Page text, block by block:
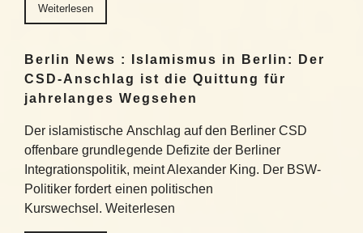
Weiterlesen
Berlin News : Islamismus in Berlin: Der
CSD-Anschlag ist die Quittung für
jahrelanges Wegsehen
Der islamistische Anschlag auf den Berliner CSD
offenbare grundlegende Defizite der Berliner
Integrationspolitik, meint Alexander King. Der BSW-
Politiker fordert einen politischen
Kurswechsel. Weiterlesen